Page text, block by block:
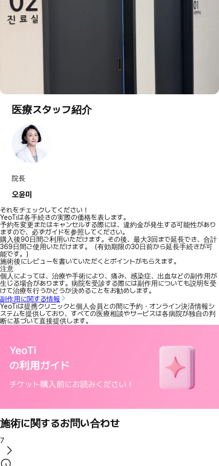
医療スタッフ紹介
院長
오윤미
それをチェックしてください！
YeoTiは各手続きの実際の価格を表します。
予約を変更またはキャンセルする際には、違約金が発生する可能性があり
ますので、必ずガイドを参照してください。
購入後90日間ご利用いただけます。その後、最大3回まで延長でき、合計
369日間ご使用いただけます。（有効期限の30日前から延長手続きが可
能です。）
施術後にレビューを書いていただくとポイントがもらえます。
注意
個人によっては、治療や手術により、痛み、感染症、出血などの副作用が
生じる場合があります。病院を受診する際には副作用についても説明を受
けて治療を行うかどうか決めることをお勧めします。
副作用に関する情報
YeoTiは提携クリニックと個人会員との間に予約・オンライン決済情報シ
ステムを提供しており、すべての医療相談やサービスは各病院が独自の判
断に基づいて直接提供します。
施術に関するお問い合わせ
7